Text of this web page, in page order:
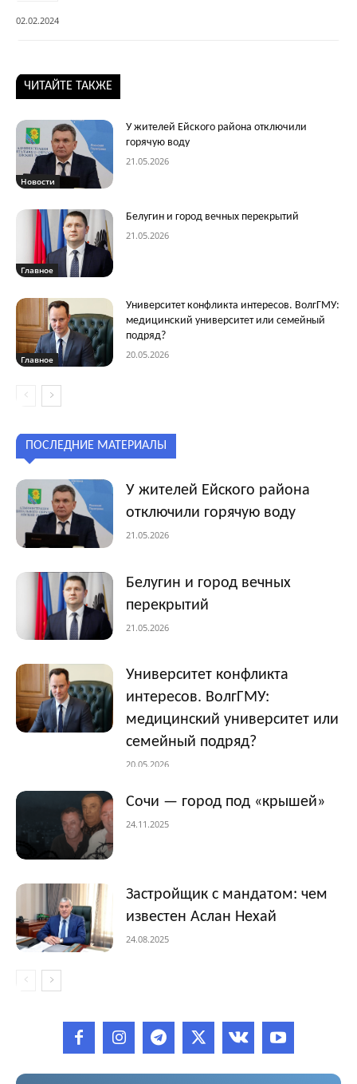
02.02.2024
ЧИТАЙТЕ ТАКЖЕ
Новости
У жителей Ейского района отключили
горячую воду
21.05.2026
Главное
Белугин и город вечных перекрытий
21.05.2026
Главное
Университет конфликта интересов. ВолгГМУ:
медицинский университет или семейный
подряд?
20.05.2026
ПОСЛЕДНИЕ МАТЕРИАЛЫ
У жителей Ейского района
отключили горячую воду
21.05.2026
Белугин и город вечных
перекрытий
21.05.2026
Университет конфликта
интересов. ВолгГМУ:
медицинский университет или
семейный подряд?
20.05.2026
Сочи — город под «крышей»
24.11.2025
Застройщик с мандатом: чем
известен Аслан Нехай
24.08.2025